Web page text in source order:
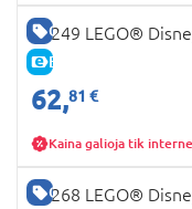
GERA KAINA
E-KAINA
43249 LEGO®
62,81 €
Kaina galioja tik
GERA KAINA
43268 LEGO®